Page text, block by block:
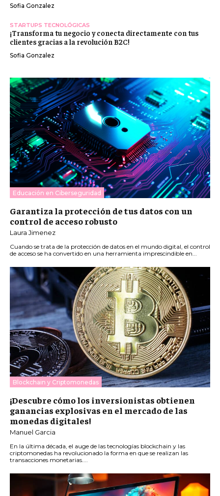
Sofia Gonzalez
STARTUPS TECNOLÓGICAS
¡Transforma tu negocio y conecta directamente con tus
clientes gracias a la revolución B2C!
Sofia Gonzalez
Educación en Ciberseguridad
Garantiza la protección de tus datos con un
control de acceso robusto
Laura Jimenez
Cuando se trata de la protección de datos en el mundo digital, el control
de acceso se ha convertido en una herramienta imprescindible en...
Blockchain y Criptomonedas
¡Descubre cómo los inversionistas obtienen
ganancias explosivas en el mercado de las
monedas digitales!
Manuel Garcia
En la última década, el auge de las tecnologías blockchain y las
criptomonedas ha revolucionado la forma en que se realizan las
transacciones monetarias....